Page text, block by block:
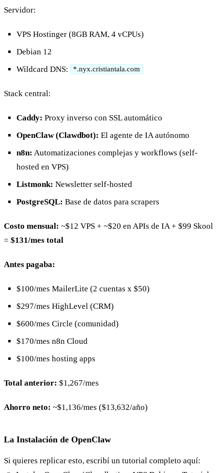
Servidor:
VPS Hostinger (8GB RAM, 4 vCPUs)
Debian 12
Wildcard DNS:
*.nyx.cristiantala.com
Stack central:
Caddy: Proxy inverso con SSL automático
OpenClaw (Clawdbot): El agente de IA autónomo
n8n: Automatizaciones complejas y workflows (self-
hosted en VPS)
Listmonk: Newsletter self-hosted
PostgreSQL: Base de datos para scrapers
Costo mensual: ~$12 VPS + ~$20 en APIs de IA + $99 Skool
= $131/mes total
Antes pagaba:
$100/mes MailerLite (2 cuentas x $50)
$297/mes HighLevel (CRM)
$600/mes Circle (comunidad)
$170/mes n8n Cloud
$100/mes hosting apps
Total anterior: $1,267/mes
Ahorro neto: ~$1,136/mes ($13,632/año)
La Instalación de OpenClaw
Si quieres replicar esto, escribí un tutorial completo aquí: